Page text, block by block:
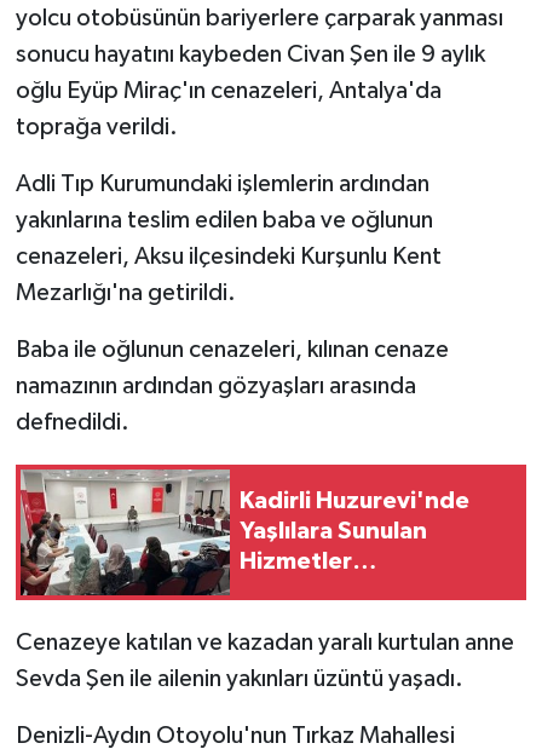
yolcu otobüsünün bariyerlere çarparak yanması
sonucu hayatını kaybeden Civan Şen ile 9 aylık
oğlu Eyüp Miraç'ın cenazeleri, Antalya'da
toprağa verildi.
Adli Tıp Kurumundaki işlemlerin ardından
yakınlarına teslim edilen baba ve oğlunun
cenazeleri, Aksu ilçesindeki Kurşunlu Kent
Mezarlığı'na getirildi.
Baba ile oğlunun cenazeleri, kılınan cenaze
namazının ardından gözyaşları arasında
defnedildi.
Kadirli Huzurevi'nde
Yaşlılara Sunulan
Hizmetler
Cenazeye katılan ve kazadan yaralı kurtulan anne
Sevda Şen ile ailenin yakınları üzüntü yaşadı.
Denizli-Aydın Otoyolu'nun Tırkaz Mahallesi